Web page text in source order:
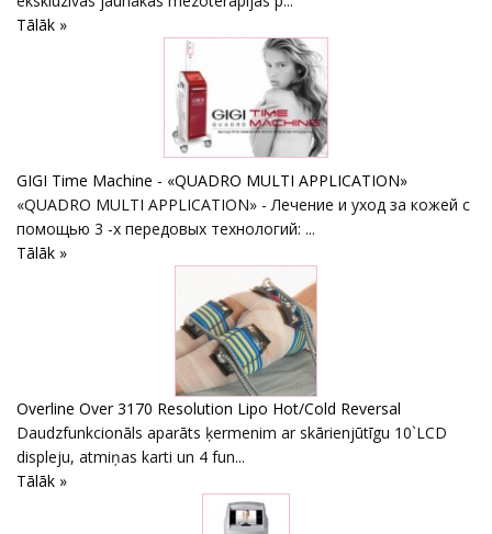
Tālāk »
GIGI Time Machine - «QUADRO MULTI APPLICATION»
«QUADRO MULTI APPLICATION» - Лечение и уход за кожей с
помощью 3 -х передовых технологий: ...
Tālāk »
Overline Over 3170 Resolution Lipo Hot/Cold Reversal
Daudzfunkcionāls aparāts ķermenim ar skārienjūtīgu 10`LCD
displeju, atmiņas karti un 4 fun...
Tālāk »